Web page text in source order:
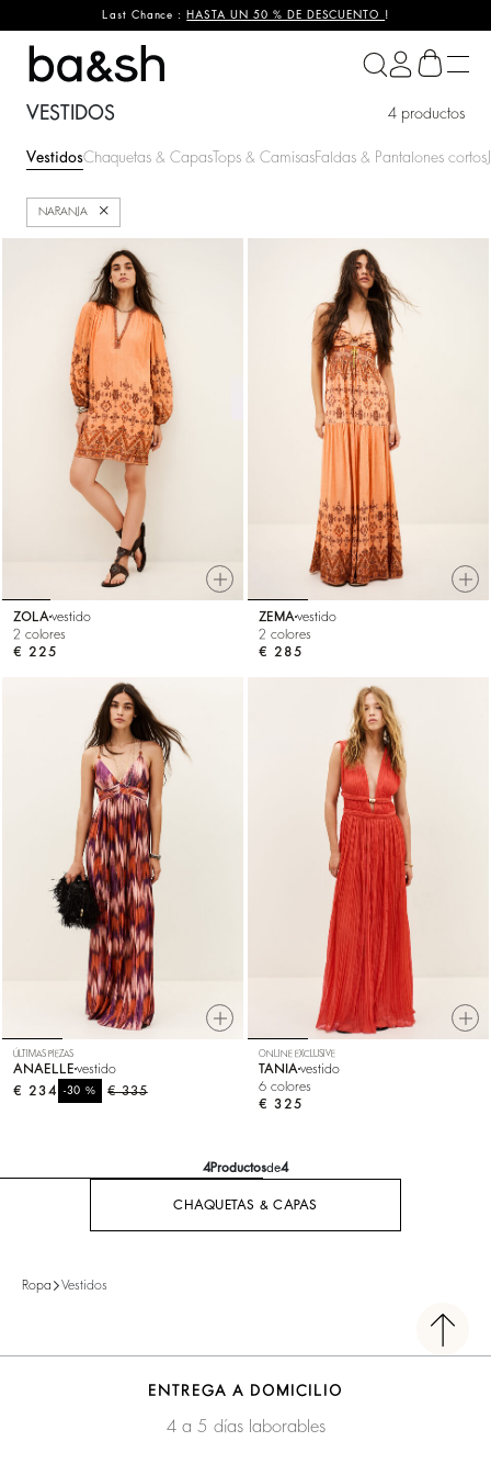
Last Chance : HASTA UN 50 % DE DESCUENTO !
ba&sh
VESTIDOS 4 productos
VestidosChaquetas & Capas Tops & CamisasFaldas & Pantalones cortos
NARANJA Cerrar
ZOLA vestido
2 colores
€ 225
ZEMA vestido
2 colores
€ 285
ÚLTIMAS PIEZAS
ANAELLE vestido
€ 335
-30%
€ 234
ONLINE EXCLUSIVE
TANIAvestido
6 colores
€ 325
4Productosde4
CHAQUETAS & CAPAS
Ropa Vestidos
ENTREGA A DOMICILIO
4 a 5 días laborables